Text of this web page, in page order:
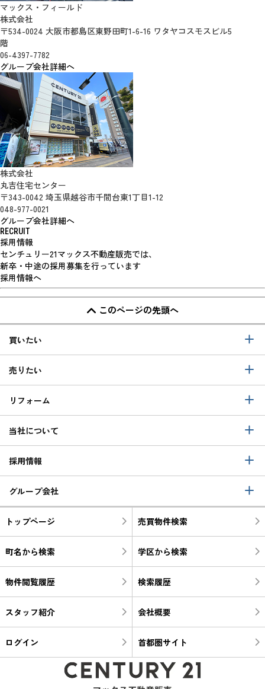
マックス・フィールド
株式会社
〒534-0024 大阪市都島区東野田町1-6-16 ワタヤコスモスビル5
階
06-4397-7782
グループ会社詳細へ
株式会社
丸吉住宅センター
〒343-0042 埼玉県越谷市千間台東1丁目1-12
048-977-0021
グループ会社詳細へ
RECRUIT
採用情報
センチュリー21マックス不動産販売では、
新卒・中途の採用募集を行っています
採用情報へ
このページの先頭へ
買いたい
売りたい
リフォーム
当社について
採用情報
グループ会社
トップページ 売買物件検索
町名から検索 学区から検索
物件閲覧履歴 検索履歴
スタッフ紹介 会社概要
ログイン 首都圏サイト